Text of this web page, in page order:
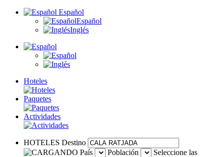
Español
Español
Inglés
Hoteles
Paquetes
Actividades
HOTELES Destino
País
Población
Seleccione las